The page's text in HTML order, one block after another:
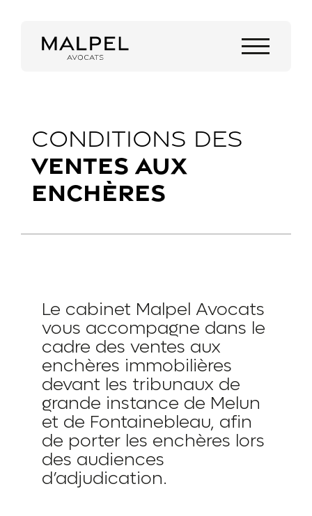
CONDITIONS DES
VENTES AUX
ENCHÈRES
Le cabinet Malpel Avocats
vous accompagne dans le
cadre des ventes aux
enchères immobilières
devant les tribunaux de
grande instance de Melun
et de Fontainebleau, afin
de porter les enchères lors
des audiences
d’adjudication.